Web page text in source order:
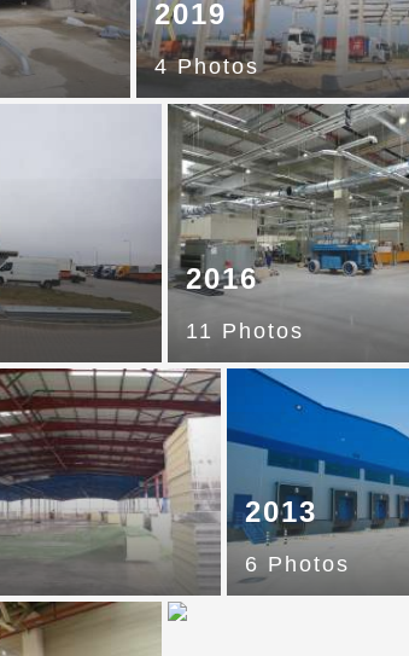
2019
4 Photos
2016
11 Photos
2013
6 Photos